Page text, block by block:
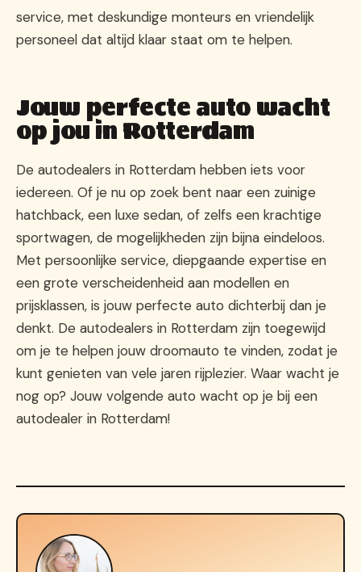
service, met deskundige monteurs en vriendelijk
personeel dat altijd klaar staat om te helpen.
Jouw perfecte auto wacht
op jou in Rotterdam
De autodealers in Rotterdam hebben iets voor
iedereen. Of je nu op zoek bent naar een zuinige
hatchback, een luxe sedan, of zelfs een krachtige
sportwagen, de mogelijkheden zijn bijna eindeloos.
Met persoonlijke service, diepgaande expertise en
een grote verscheidenheid aan modellen en
prijsklassen, is jouw perfecte auto dichterbij dan je
denkt. De autodealers in Rotterdam zijn toegewijd
om je te helpen jouw droomauto te vinden, zodat je
kunt genieten van vele jaren rijplezier. Waar wacht je
nog op? Jouw volgende auto wacht op je bij een
autodealer in Rotterdam!